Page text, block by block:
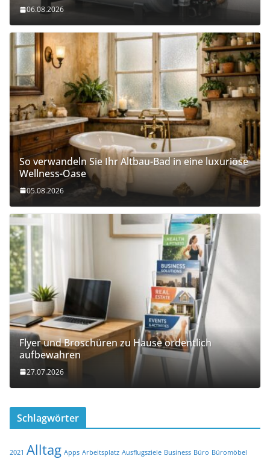
06.08.2026
So verwandeln Sie Ihr Altbau-Bad in eine luxuriöse
Wellness-Oase
05.08.2026
Flyer und Broschüren zu Hause ordentlich
aufbewahren
27.07.2026
Schlagwörter
2021 Alltag Apps Arbeitsplatz Ausflugsziele Business Büro Büromöbel